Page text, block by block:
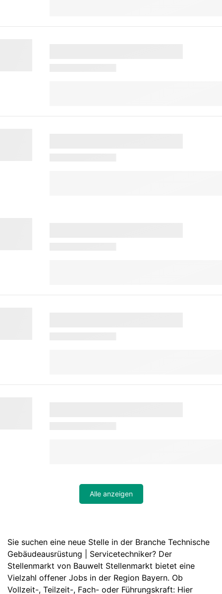
Alle anzeigen
Sie suchen eine neue Stelle in der Branche Technische
Gebäudeausrüstung | Servicetechniker? Der
Stellenmarkt von Bauwelt Stellenmarkt bietet eine
Vielzahl offener Jobs in der Region Bayern. Ob
Vollzeit-, Teilzeit-, Fach- oder Führungskraft: Hier